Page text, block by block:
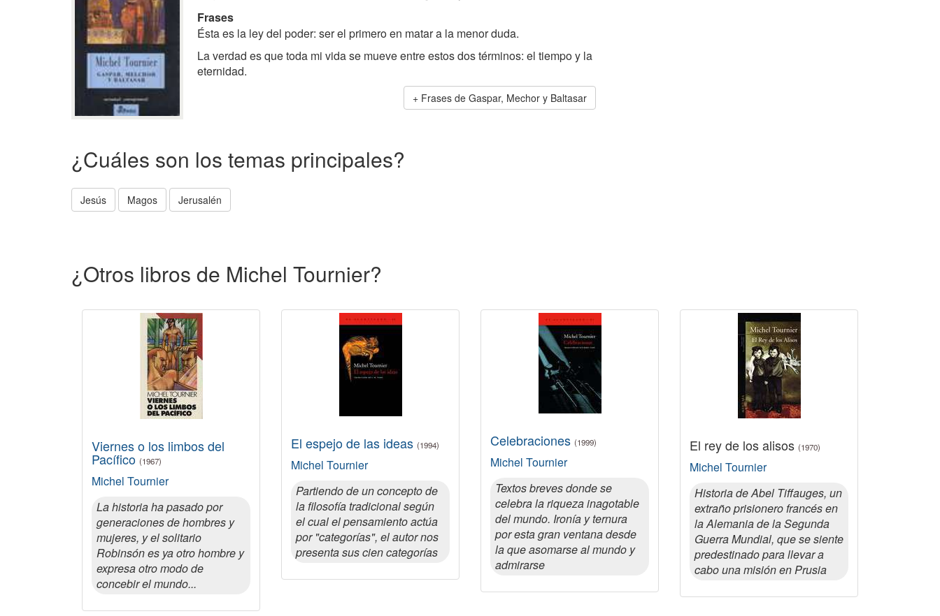
Frases
Ésta es la ley del poder: ser el primero en matar a la menor duda.
La verdad es que toda mi vida se mueve entre estos dos términos: el tiempo y la
eternidad.
Frases de Gaspar, Mechor y Baltasar
¿Cuáles son los temas principales?
Jesús Magos Jerusalén
¿Otros libros de Michel Tournier?
Viernes o los limbos del
Pacífico (1967)
Michel Tournier
La historia ha pasado por
generaciones de hombres y
mujeres, y el solitario
Robinsón es ya otro hombre y
expresa otro modo de
concebir el mundo...
El espejo de las ideas (1994)
Michel Tournier
Partiendo de un concepto de
la filosofía tradicional según
el cual el pensamiento actúa
por "categorías", el autor nos
presenta sus cien categorías
Celebraciones (1999)
Michel Tournier
Textos breves donde se
celebra la riqueza inagotable
del mundo. Ironía y ternura
por esta gran ventana desde
la que asomarse al mundo y
admirarse
El rey de los alisos (1970)
Michel Tournier
Historia de Abel Tiffauges, un
extraño prisionero francés en
la Alemania de la Segunda
Guerra Mundial, que se siente
predestinado para llevar a
cabo una misión en Prusia